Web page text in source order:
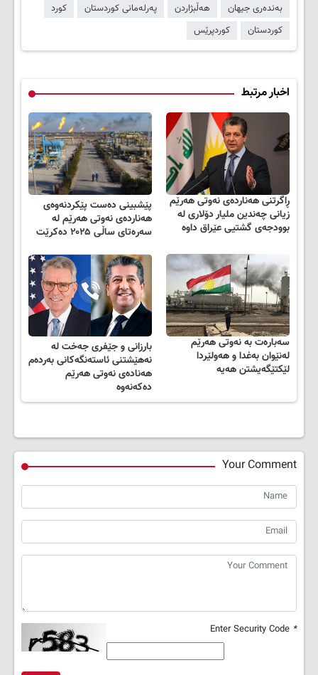
بەندەری جیهان هەڵبژاردن پەرلەمانی کوردستان
کورد
کوردستان
کوردپرێس
اخبار مرتبط
ڕاگرتنی هەناردەی نەوتی هەرێم
زیانی چەندین ملیار دۆلاری لە
بوودجەی گشتیی عێراق داوە
پێشبینی دەست پێکردنەوەی
هەناردەی نەوتی هەرێم لە
سەرەتای ساڵی ۲۰۲۵ دەکرێت
سەبارەت بە نەوتی هەرێم
لەنێوان بەغدا و هەولێردا
لێکتێگەیشتن هەیە
بارزانی و جێفری جەخت لە
نەهێشتنی ئاستەنگەکانی بەردەم
هەنادەی نەوتی هەرێم
دەکەنەوە
Your Comment
*